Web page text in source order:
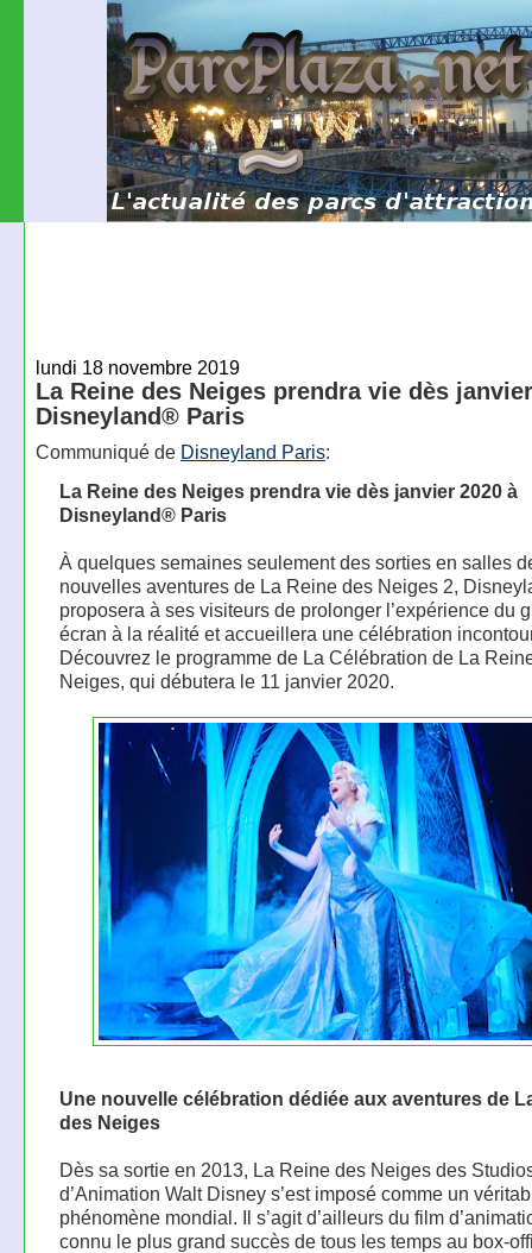
lundi 18 novembre 2019
La Reine des Neiges prendra vie dès
Disneyland® Paris
Communiqué de Disneyland Paris:
La Reine des Neiges prendra vie dès janvier 2020 à
Disneyland® Paris
À quelques semaines seulement des sorties en salles
nouvelles aventures de La Reine des Neiges 2,
proposera à ses visiteurs de prolonger l’expérience du
écran à la réalité et accueillera une célébration
Découvrez le programme de La Célébration de La
Neiges, qui débutera le 11 janvier 2020.
Une nouvelle célébration dédiée aux aventures de
des Neiges
Dès sa sortie en 2013, La Reine des Neiges des
d’Animation Walt Disney s’est imposé comme un
phénomène mondial. Il s’agit d’ailleurs du film
connu le plus grand succès de tous les temps au box-